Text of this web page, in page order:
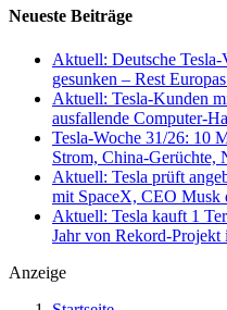
Neueste Beiträge
Aktuell: Deutsche
gesunken – Rest
Aktuell: Tesla-Kunden
ausfallende Computer-
Tesla-Woche 31/26: 10
Strom, China-Gerüchte,
Aktuell: Tesla prüft
mit SpaceX, CEO Musk
Aktuell: Tesla kauft 1
Jahr von Rekord-Projekt
Anzeige